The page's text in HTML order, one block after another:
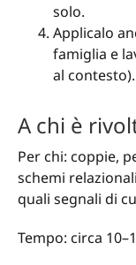
solo.
Applicalo
famiglia e
al contesto).
A chi è
Per chi: coppie,
schemi
quali segnali di
Tempo: circa